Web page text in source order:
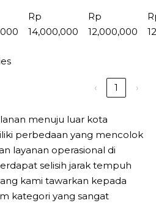
Rp
14,000,000
Rp
12,000,000
‹ 1 ›
menuju luar kota
perbedaan yang mencolok
layanan operasional di
selisih jarak tempuh
kami tawarkan kepada
kategori yang sangat